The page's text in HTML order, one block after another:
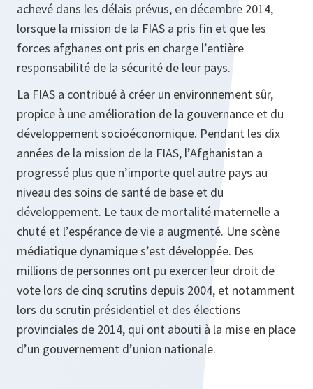
achevé dans les délais prévus, en décembre 2014,
lorsque la mission de la FIAS a pris fin et que les
forces afghanes ont pris en charge l’entière
responsabilité de la sécurité de leur pays.
La FIAS a contribué à créer un environnement sûr,
propice à une amélioration de la gouvernance et du
développement socioéconomique. Pendant les dix
années de la mission de la FIAS, l’Afghanistan a
progressé plus que n’importe quel autre pays au
niveau des soins de santé de base et du
développement. Le taux de mortalité maternelle a
chuté et l’espérance de vie a augmenté. Une scène
médiatique dynamique s’est développée. Des
millions de personnes ont pu exercer leur droit de
vote lors de cinq scrutins depuis 2004, et notamment
lors du scrutin présidentiel et des élections
provinciales de 2014, qui ont abouti à la mise en place
d’un gouvernement d’union nationale.